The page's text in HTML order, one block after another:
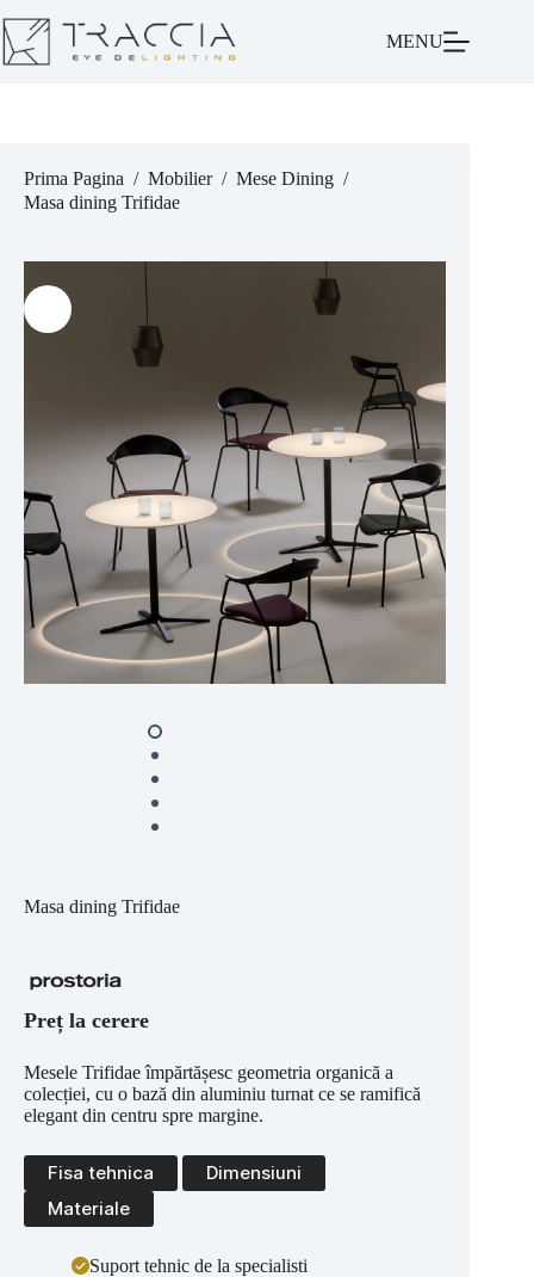
MENU
Prima Pagina / Mobilier / Mese Dining /
Masa dining Trifidae
Masa dining Trifidae
Preț la cerere
Mesele Trifidae împărtășesc geometria organică a
colecției, cu o bază din aluminiu turnat ce se ramifică
elegant din centru spre margine.
Fisa tehnica
Dimensiuni
Materiale
Suport tehnic de la specialisti